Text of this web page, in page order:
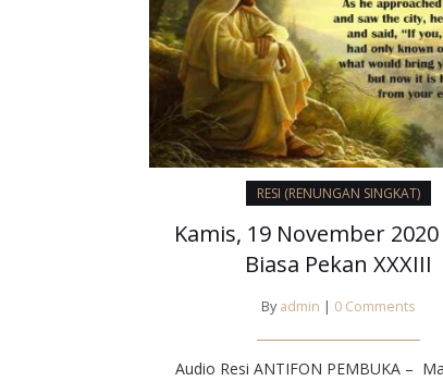
RESI (RENUNGAN SINGKAT)
Kamis, 19 November
Biasa Pekan XXXIII
By admin | 0 Comments
Audio Resi ANTIFON PEMBUKA –